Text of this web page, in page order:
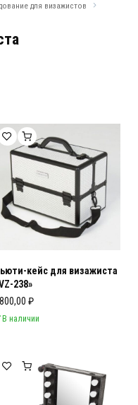
для визажистов
чемодан визажиста
и чемоданы для
кейс для визажиста
238»
₽
В наличии